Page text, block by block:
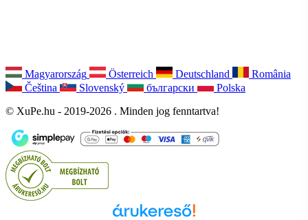
Magyarország Österreich Deutschland
România
Čeština
Slovenský български
Polska
© XuPe.hu - 2019-2026 . Minden jog fenntartva!